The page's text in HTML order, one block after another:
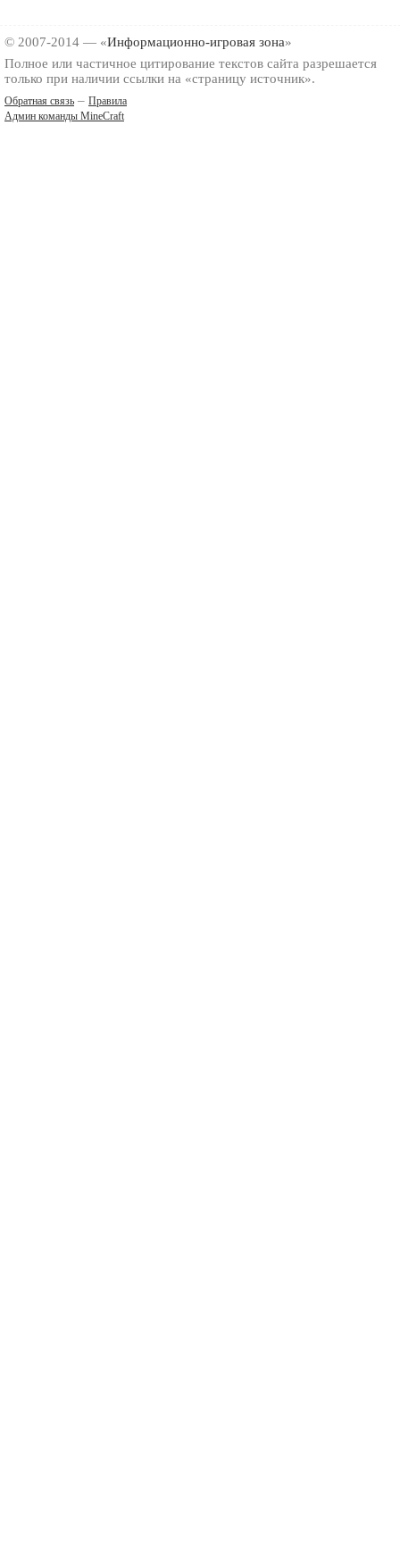
© 2007-2014 — «Информационно-игровая зона»
Полное или частичное цитирование текстов сайта разрешается
только при наличии ссылки на «страницу источник».
Обратная связь – Правила
Админ команды MineCraft